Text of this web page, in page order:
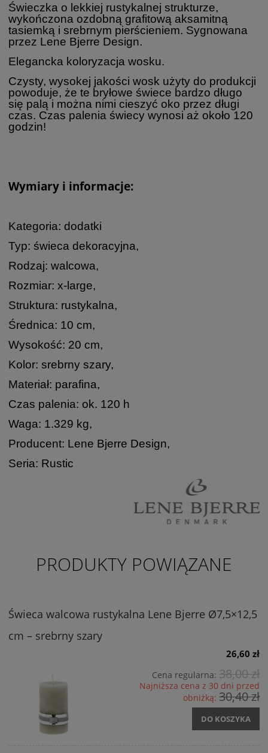
Świeczka o lekkiej rustykalnej strukturze,
wykończona ozdobną grafitową aksamitną
tasiemką i srebrnym pierścieniem. Sygnowana
przez Lene Bjerre Design.
Elegancka koloryzacja wosku.
Czysty, wysokej jakości wosk użyty do produkcji
powoduje, że te bryłowe świece bardzo długo
się palą i można nimi cieszyć oko przez długi
czas. Czas palenia świecy wynosi aż około 120
godzin!
Wymiary i informacje:
Kategoria: dodatki
Typ: świeca dekoracyjna,
Rodzaj: walcowa,
Rozmiar: x-large,
Struktura: rustykalna,
Średnica: 10 cm,
Wysokość: 20 cm,
Kolor: srebrny szary,
Materiał: parafina,
Czas palenia: ok. 120 h
Waga: 1.329 kg,
Producent: Lene Bjerre Design,
Seria: Rustic
PRODUKTY POWIĄZANE
Świeca walcowa rustykalna Lene Bjerre Ø7,5×12,5
cm – srebrny szary
26,60 zł
Cena regularna: 38,00 zł
Najniższa cena z 30 dni przed
obniżką: 30,40 zł
DO KOSZYKA